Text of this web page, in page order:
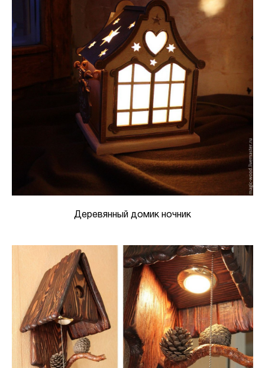
Деревянный домик ночник